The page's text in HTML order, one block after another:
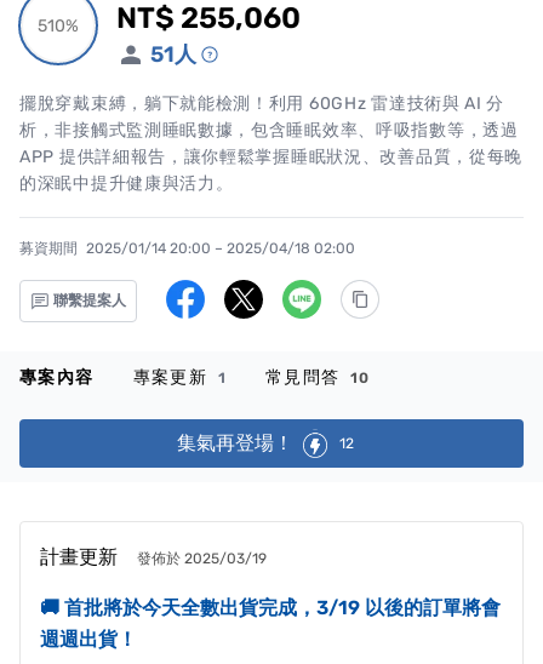
510%
510% 累計集資金額
NT$ 255,060
51人
擺脫穿戴束縛，躺下就能檢測！利用 60GHz 雷達技術與 AI 分
析，非接觸式監測睡眠數據，包含睡眠效率、呼吸指數等，透過
APP 提供詳細報告，讓你輕鬆掌握睡眠狀況、改善品質，從每晚
的深眠中提升健康與活力。
募資期間 2025/01/14 20:00 – 2025/04/18 02:00
聯繫提案人
專案內容 專案更新 1 常見問答 10
集氣再登場！ 12
計畫更新 發佈於 2025/03/19
🚚 首批將於今天全數出貨完成，3/19 以後的訂單將會
週週出貨！